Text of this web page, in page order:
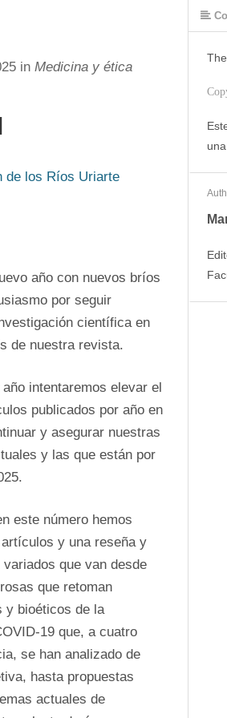
in Medicina y ética
de los Ríos Uriarte
año con nuevos bríos
por seguir
científica en
de nuestra revista.
intentaremos elevar el
publicados por año en
y asegurar nuestras
y las que están por
este número hemos
y una reseña y
que van desde
que retoman
y bioéticos de la
19 que, a cuatro
se han analizado de
hasta propuestas
actuales de